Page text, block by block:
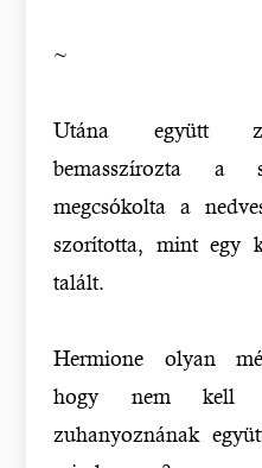
~
Utána együtt
bemasszírozta a
megcsókolta a
szorította, mint egy
talált.
Hermione olyan
hogy nem kell
zuhanyoznának